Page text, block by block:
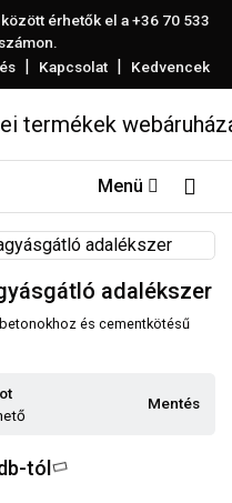
érhetők el a+36 70 533
| Kapcsolat | Kedvencek
Menü
adalékszer
és cementkötésű
Mentés
tól